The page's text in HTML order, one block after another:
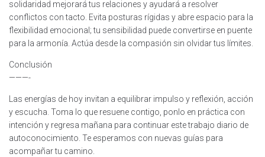
solidaridad mejorará tus relaciones y ayudará a resolver
conflictos con tacto. Evita posturas rígidas y abre espacio para la
flexibilidad emocional; tu sensibilidad puede convertirse en puente
para la armonía. Actúa desde la compasión sin olvidar tus límites.
Conclusión
———-
Las energías de hoy invitan a equilibrar impulso y reflexión, acción
y escucha. Toma lo que resuene contigo, ponlo en práctica con
intención y regresa mañana para continuar este trabajo diario de
autoconocimiento. Te esperamos con nuevas guías para
acompañar tu camino.